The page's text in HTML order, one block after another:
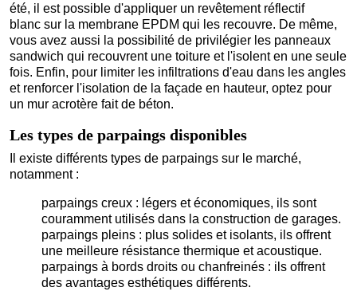
été, il est possible d'appliquer un revêtement réflectif
blanc sur la membrane EPDM qui les recouvre. De même,
vous avez aussi la possibilité de privilégier les panneaux
sandwich qui recouvrent une toiture et l'isolent en une seule
fois. Enfin, pour limiter les infiltrations d'eau dans les angles
et renforcer l'isolation de la façade en hauteur, optez pour
un mur acrotère fait de béton.
Les types de parpaings disponibles
Il existe différents types de parpaings sur le marché,
notamment :
parpaings creux : légers et économiques, ils sont
couramment utilisés dans la construction de garages.
parpaings pleins : plus solides et isolants, ils offrent
une meilleure résistance thermique et acoustique.
parpaings à bords droits ou chanfreinés : ils offrent
des avantages esthétiques différents.